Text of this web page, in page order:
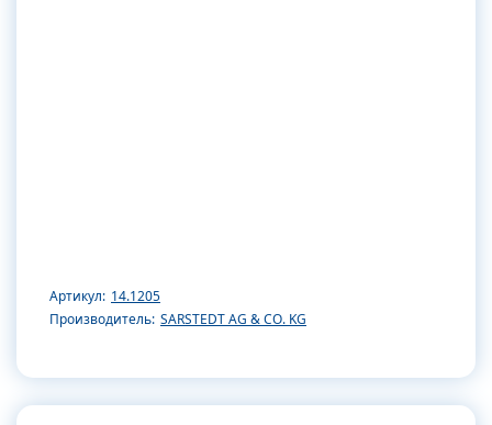
Артикул: 14.1205
Производитель: SARSTEDT AG & CO. KG